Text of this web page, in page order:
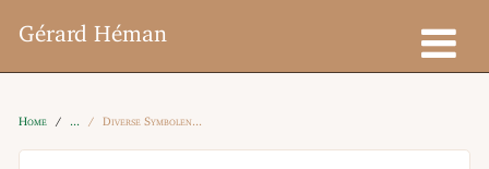
Gérard Héman
Home Diverse Symbolen